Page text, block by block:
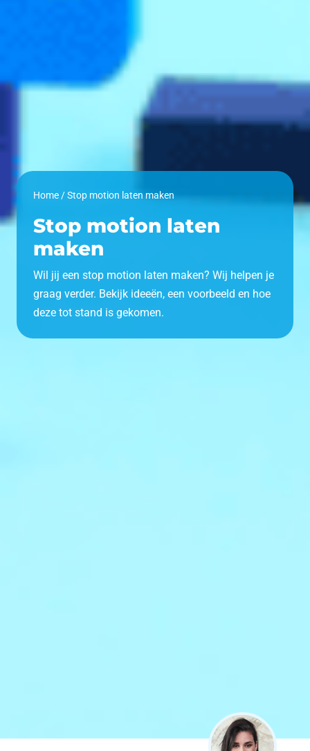
Home /Stop motion laten maken
Stop motion laten
maken
Wil jij een stop motion laten maken? Wij helpen je
graag verder. Bekijk ideeën, een voorbeeld en hoe
deze tot stand is gekomen.